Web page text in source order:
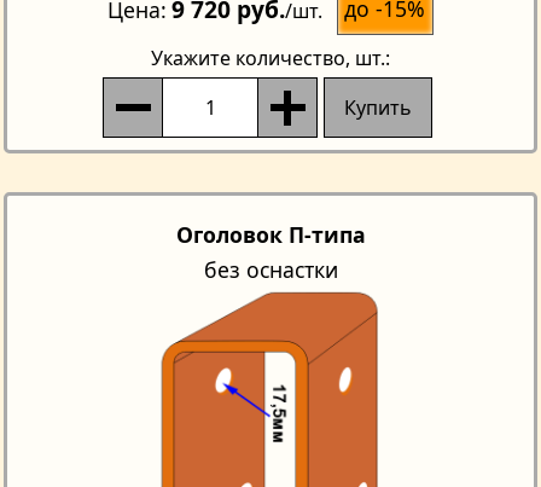
Цена 9 720 руб./шт. до -15%
Укажите количество, шт.:
Купить
Оголовок П-типа
без оснастки